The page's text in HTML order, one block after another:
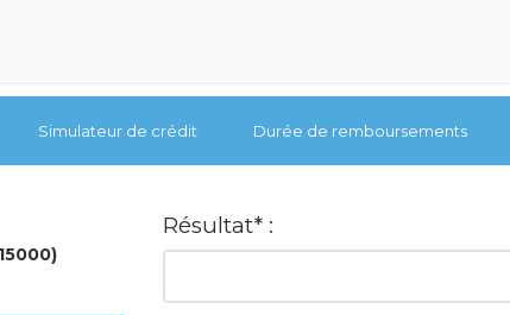
Simulateur de crédit Durée de remboursements